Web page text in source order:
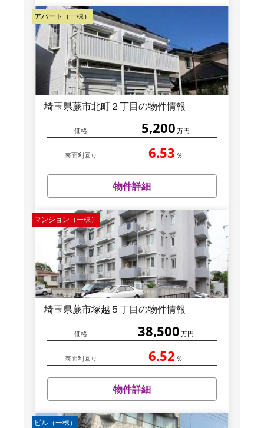
アパート（一棟）
埼玉県蕨市北町２丁目の物件情報
価格 5,200 万円
表面利回り 6.53 ％
物件詳細
マンション（一棟）
埼玉県蕨市塚越５丁目の物件情報
価格 38,500 万円
表面利回り 6.52 ％
物件詳細
ビル（一棟）